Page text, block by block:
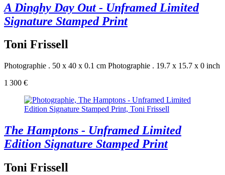
A Dinghy Day Out - Unframed Limited
Signature Stamped Print
Toni Frissell
Photographie . 50 x 40 x 0.1 cm Photographie . 19.7 x 15.7 x 0 inch
1 300 €
The Hamptons - Unframed Limited
Edition Signature Stamped Print
Toni Frissell